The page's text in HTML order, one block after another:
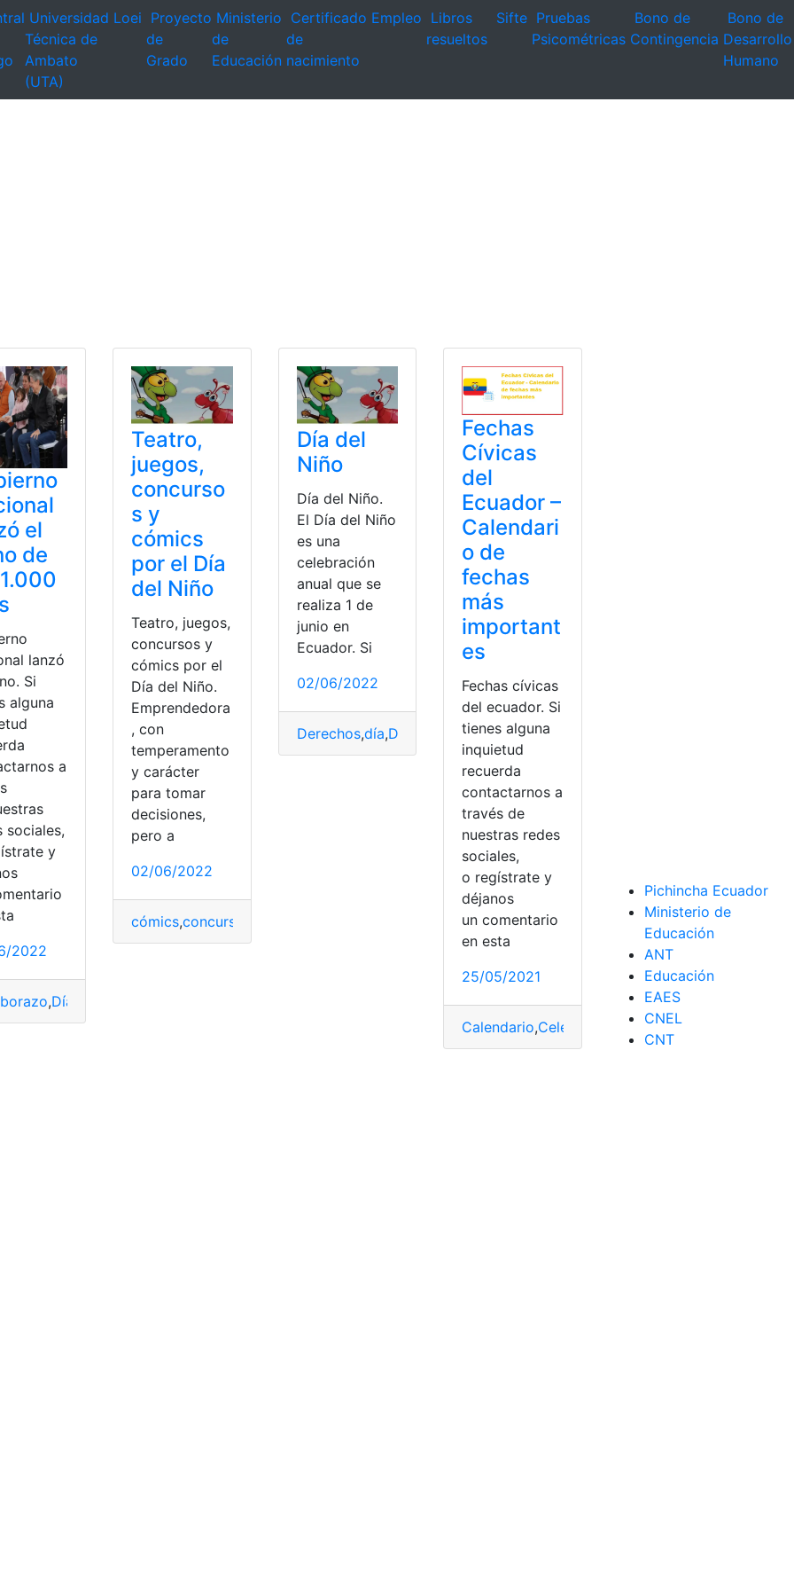
Universidad
Técnica de
Ambato
(UTA)
Loei Proyecto
de
Grado
Ministerio
de
Educación
Certificado
de
nacimiento
Empleo Libros
resueltos
Sifte Pruebas
Psicométricas
Bono de
Contingencia
Bono de
Desarrollo
Humano
niños
día, Ecuador,Festividades
el
de
lanzó
Si
alguna
a
sociales,
y
2022
,Día del niño
Teatro,
juegos,
concurso
s y
cómics
por el Día
del Niño
Teatro, juegos,
concursos y
cómics por el
Día del Niño.
Emprendedora
, con
temperamento
y carácter
para tomar
decisiones,
pero a
02/06/2022
cómics,concursos
Día del
Niño
Día del Niño.
El Día del Niño
es una
celebración
anual que se
realiza 1 de
junio en
Ecuador. Si
02/06/2022
Derechos,día,Día del niño,niño, Regalos
Fechas
Cívicas
del
Ecuador –
Calendari
o de
fechas
más
important
es
Fechas cívicas
del ecuador. Si
tienes alguna
inquietud
recuerda
contactarnos a
través de
nuestras redes
sociales,
o regístrate y
déjanos
un comentario
en esta
25/05/2021
Calendario,Celebración Día de la madre
Pichincha Ecuador
Ministerio de
Educación
ANT
Educación
EAES
CNEL
CNT